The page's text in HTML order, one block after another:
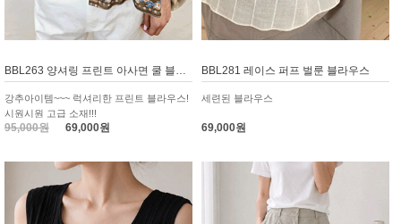
BBL263 양셔링 프린트 아사면 쿨 블라우스
강추아이템~~~ 럭셔리한 프린트 블라우스!
시원시원 고급 소재!!!
95,000원69,000원
BBL281 레이스 퍼프 벌룬 블라우스
세련된 블라우스
69,000원